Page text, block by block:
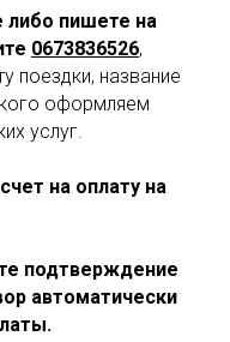
либо пишете на
0673836526,
поездки, название
оформляем
услуг.
на оплату на
подтверждение
автоматически